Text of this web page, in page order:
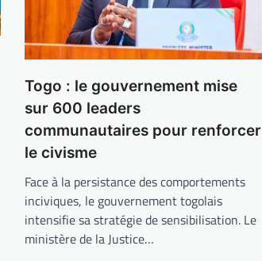
Togo : le gouvernement mise
sur 600 leaders
communautaires pour renforcer
le civisme
Face à la persistance des comportements
inciviques, le gouvernement togolais
intensifie sa stratégie de sensibilisation. Le
ministère de la Justice…